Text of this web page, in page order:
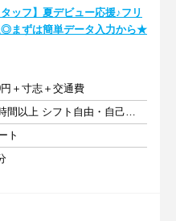
タッフ】夏デビュー応援♪フリ
◎まずは簡単データ入力から★
＋寸志＋交通費
週1日以上 1日1時間以上 シフト自由・自己申告
ト